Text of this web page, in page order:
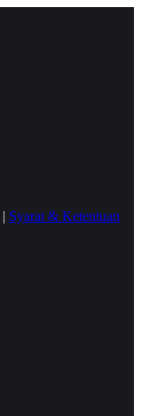
| Syarat & Ketentuan